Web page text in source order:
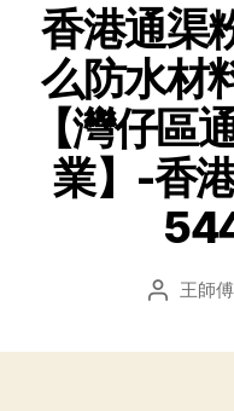
香港通渠
么防水材
【灣仔區
業】-香
文 王師傅